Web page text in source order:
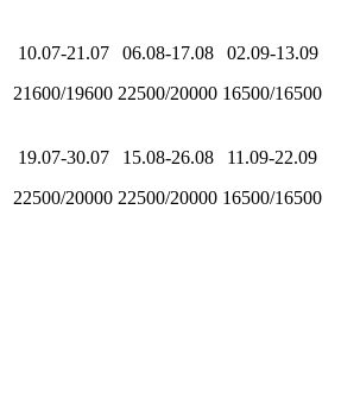
10.07-21.07
21600/19600
06.08-17.08
22500/20000
02.09-13.09
16500/16500
19.07-30.07
22500/20000
15.08-26.08
22500/20000
11.09-22.09
16500/16500